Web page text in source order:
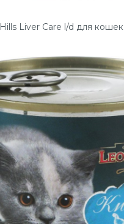
Hills Liver Care l/d для кошек